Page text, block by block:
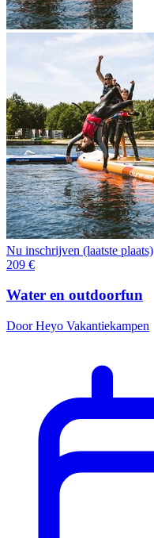
Nu inschrijven (laatste plaats)
209 €
Water en outdoorfun
Door Heyo Vakantiekampen